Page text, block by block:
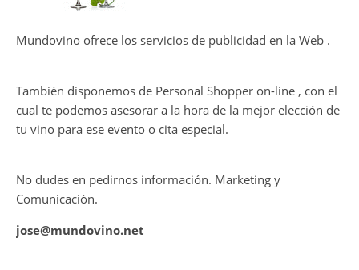
Mundovino ofrece los servicios de publicidad en la Web .
También disponemos de Personal Shopper on-line , con el
cual te podemos asesorar a la hora de la mejor elección de
tu vino para ese evento o cita especial.
No dudes en pedirnos información. Marketing y
Comunicación.
jose@mundovino.net